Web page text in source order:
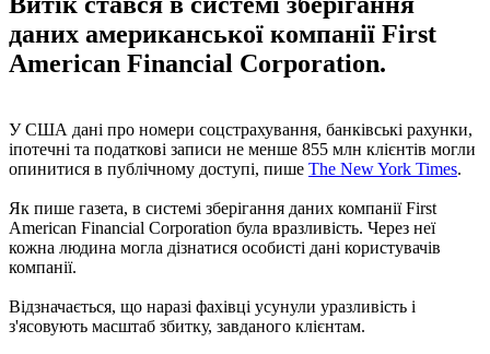
даних американської компанії First
American Financial Corporation.
У США дані про номери соцстрахування, банківські рахунки,
іпотечні та податкові записи не менше 855 млн клієнтів могли
опинитися в публічному доступі, пише The New York Times.
Як пише газета, в системі зберігання даних компанії First
American Financial Corporation була вразливість. Через неї
кожна людина могла дізнатися особисті дані користувачів
компанії.
Відзначається, що наразі фахівці усунули уразливість і
з'ясовують масштаб збитку, завданого клієнтам.